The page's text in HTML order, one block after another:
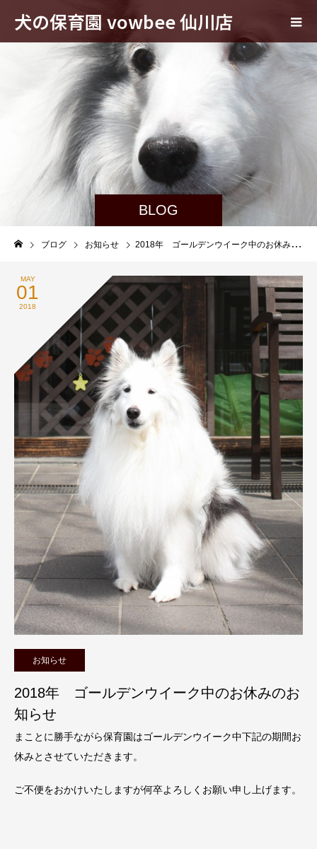
犬の保育園 vowbee 仙川店
BLOG
ブログ お知らせ 2018年 ゴールデンウイーク中のお休みのお知らせ
MAY
01
2018
お知らせ
2018年 ゴールデンウイーク中のお休みのお
知らせ
まことに勝手ながら保育園はゴールデンウイーク中下記の期間お
休みとさせていただきます。
ご不便をおかけいたしますが何卒よろしくお願い申し上げます。